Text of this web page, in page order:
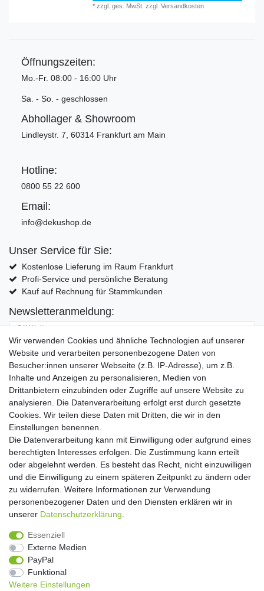
*zzgl. ges. MwSt. zzgl.Versandkosten
Öffnungszeiten:
Mo.-Fr. 08:00 - 16:00 Uhr
Sa. - So. - geschlossen
Abhollager & Showroom
Lindleystr. 7, 60314 Frankfurt am Main
Hotline:
0800 55 22 600
Email:
info@dekushop.de
Unser Service für Sie:
Kostenlose Lieferung im Raum Frankfurt
Profi-Service und persönliche Beratung
Kauf auf Rechnung für Stammkunden
Newsletteranmeldung:
E-MAIL **
Hiermit bestätige ich, dass ich die Daten­schutz­erklärung
Einwilligung kann ich jederzeit widerrufen.**
Abonnieren
** Hierbei handelt es sich um ein Pflichtfeld.
Widerrufs­recht Widerrufs­formular Impressum
Daten­schutz­erklärung AGB Kontakt
Wir verwenden Cookies und ähnliche Technologien auf unserer
Website und verarbeiten personenbezogene Daten von
Besucher:innen unserer Webseite (z.B. IP-Adresse), um z.B.
Inhalte und Anzeigen zu personalisieren, Medien von
Drittanbietern einzubinden oder Zugriffe auf unsere Website zu
analysieren. Die Datenverarbeitung erfolgt erst durch gesetzte
Cookies. Wir teilen diese Daten mit Dritten, die wir in den
Einstellungen benennen.
Die Datenverarbeitung kann mit Einwilligung oder aufgrund eines
berechtigten Interesses erfolgen. Die Zustimmung kann erteilt
oder abgelehnt werden. Es besteht das Recht, nicht einzuwilligen
und die Einwilligung zu einem späteren Zeitpunkt zu ändern oder
zu widerrufen. Weitere Informationen zur Verwendung
personenbezogener Daten und den Diensten erklären wir in
unserer Daten­schutz­erklärung
Essenziell
Externe Medien
PayPal
Funktional
Weitere Einstellungen
Copyright 2016 | Dekushop.de | Alle Rechte vorbehalten. |
Angebote gelten nur für Industrie, Handel, Handwerk und
Widerrufs­recht